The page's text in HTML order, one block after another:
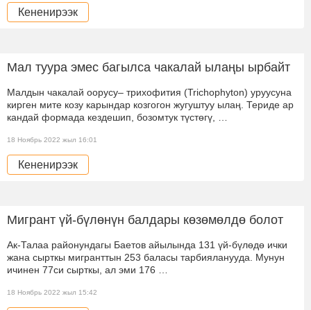
Кененирээк
Мал туура эмес багылса чакалай ылаңы ырбайт
Малдын чакалай оорусу– трихофития (Trichophyton) уруусуна
кирген мите козу карындар козгогон жугуштуу ылаң. Териде ар
кандай формада кездешип, бозомтук түстөгү, …
18 Ноябрь 2022 жыл 16:01
Кененирээк
Мигрант үй-бүлөнүн балдары көзөмөлдө болот
Ак-Талаа районундагы Баетов айылында 131 үй-бүлөдө ички
жана сырткы мигранттын 253 баласы тарбияланууда. Мунун
ичинен 77си сырткы, ал эми 176 …
18 Ноябрь 2022 жыл 15:42